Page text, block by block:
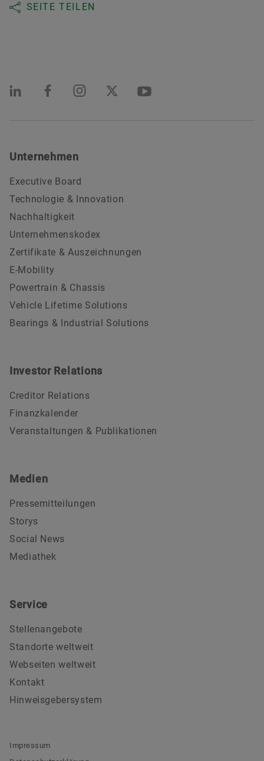
SEITE TEILEN
Unternehmen
Executive Board
Technologie & Innovation
Nachhaltigkeit
Unternehmenskodex
Zertifikate & Auszeichnungen
E-Mobility
Powertrain & Chassis
Vehicle Lifetime Solutions
Bearings & Industrial Solutions
Investor Relations
Creditor Relations
Finanzkalender
Veranstaltungen & Publikationen
Medien
Pressemitteilungen
Storys
Social News
Mediathek
Service
Stellenangebote
Standorte weltweit
Webseiten weltweit
Kontakt
Hinweisgebersystem
Impressum